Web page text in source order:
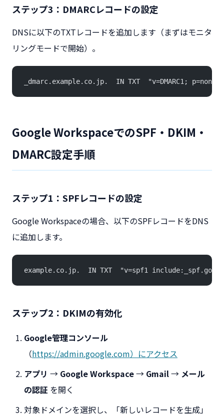
ステップ3：DMARCレコードの設定
DNSに以下のTXTレコードを追加します（まずはモニタ
リングモードで開始）。
_dmarc.example.co.jp.  IN TXT  "v=DMARC1;
Google WorkspaceでのSPF・DKIM・
DMARC設定手順
ステップ1：SPFレコードの設定
Google Workspaceの場合、以下のSPFレコードをDNS
に追加します。
example.co.jp.  IN TXT  "v=spf1
ステップ2：DKIMの有効化
Google管理コンソール
（https://admin.google.com）にアクセス
アプリ → Google Workspace→ Gmail→ メール
の認証 を開く
対象ドメインを選択し、「新しいレコードを生成」